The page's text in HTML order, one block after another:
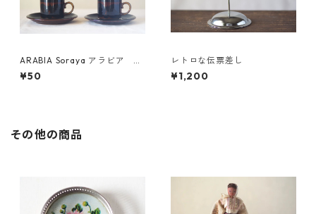
ARABIA Soraya アラビア ソ
ラヤ カップ＆ソーサー
¥50
レトロな伝票差し
¥1,200
その他の商品